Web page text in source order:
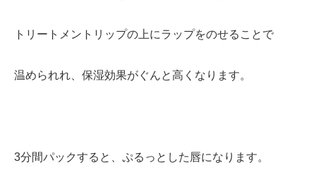
トリートメントリップの上にラップをのせることで
温められれ、保湿効果がぐんと高くなります。
3分間パックすると、ぷるっとした唇になります。